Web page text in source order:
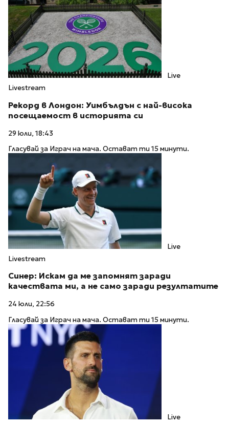
Live
Livestream
Рекорд в Лондон: Уимбълдън с най-висока
посещаемост в историята си
29 юли, 18:43
Гласувай за Играч на мача. Остават ти 15 минути.
Live
Livestream
Синер: Искам да ме запомнят заради
качествата ми, а не само заради резултатите
24 юли, 22:56
Гласувай за Играч на мача. Остават ти 15 минути.
Live